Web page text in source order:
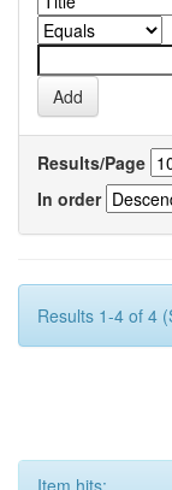
Results/Page
In order
Results 1-4 of 4
Item hits: